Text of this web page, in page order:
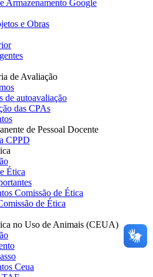
Armazenamento Google
e Obras
de Avaliação
de autoavaliação
das CPAs
de Pessoal Docente
CPPD
Ética
Comissão de Ética
de Ética
no Uso de Animais (CEUA)
Ceua